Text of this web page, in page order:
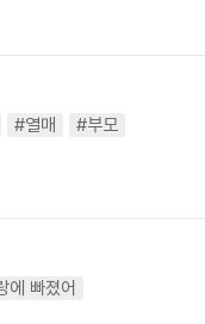
#열매
#부모
에 빠졌어